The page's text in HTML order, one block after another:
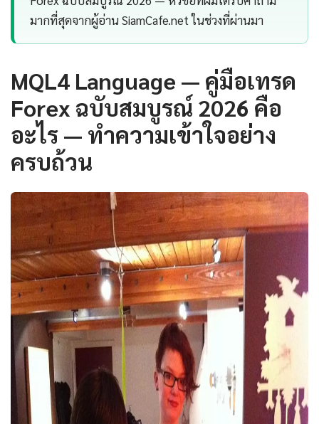
มากที่สุดจากผู้อ่าน SiamCafe.net ในช่วงที่ผ่านมา
MQL4 Language — คู่มือเทรด
Forex ฉบับสมบูรณ์ 2026 คือ
อะไร — ทำความเข้าใจอย่าง
ครบถ้วน